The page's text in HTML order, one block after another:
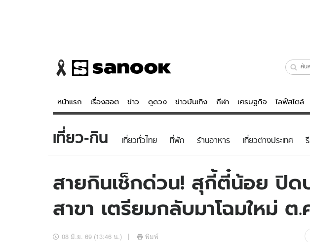
หน้าแรก เรื่องฮอต ข่าว ดูดวง ข่าวบันเทิง กีฬา เศรษฐกิจ ไลฟ์สไตล์
ข่าว
ข่าวบันเทิง
ข่าวกีฬา
ข่าวเศรษฐกิจ
อัปเดตจีน
ดูดวง - ตรวจหวย
สถิติหวยไทย
หวยลาว
ไลฟ์
วัยรุ่น
ไอที
รถยนต์
สุขภาพ
เที่ยว-กิน เที่ยวทั่วไทย ที่พัก ร้านอาหาร เที่ยวต่างประเทศ
สายกินเช็กด่วน! สุกี้ตี๋น้อย ปิด
สาขา เตรียมกลับมาโฉมใหม่ ต
08 มิ.ย. 69 (13:46 น.) พิมพ์